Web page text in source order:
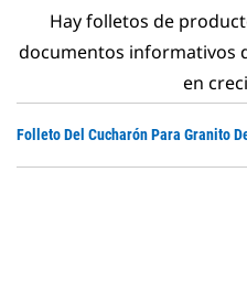
Hay folletos de
documentos informativos
en
Folleto Del Cucharón Para Granito